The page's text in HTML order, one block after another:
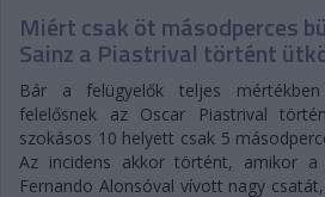
Miért csak öt másodperces
Sainz a Piastrival történt
Bár a felügyelők teljes
felelősnek az Oscar Piastrival
szokásos 10 helyett csak 5
Az incidens akkor történt, amikor a
Fernando Alonsóval vívott nagy